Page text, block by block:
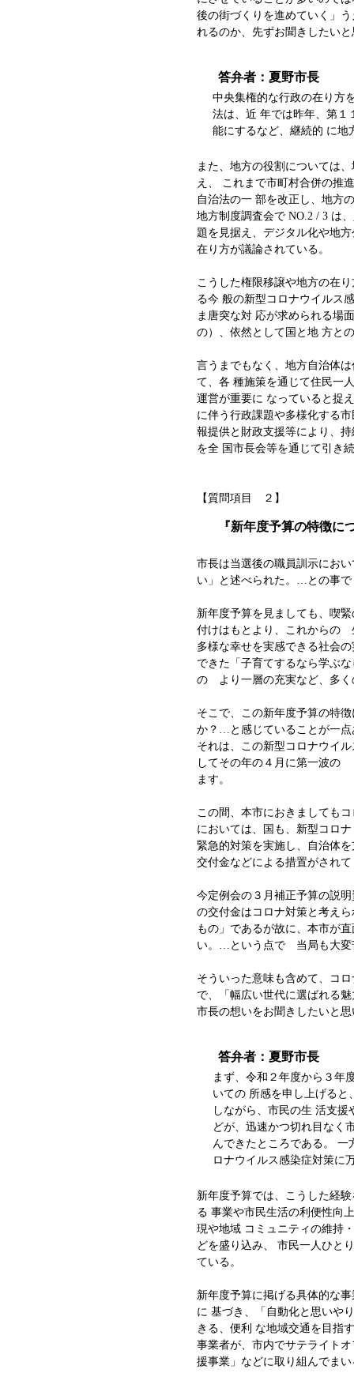
後の街づくりを進めていく」
れるのか、先ずお聞きしたい
答弁者：夏野市長
中央集権的な行政の在り方
法は、近 年では昨年、第１
能にするなど、継続的 に地
また、地方の役割については
え、 これまで市町村合併の推
自治法の一 部を改正し、地方
地方制度調査会で NO.2 / 3 は
題を見据え、デジタル化や地
在り方が議論されている。
こうした権限移譲や地方の在
る今 般の新型コロナウイルス
ま唐突な対 応が求められる場
の）、依然として国と地 方と
言うまでもなく、地方自治体
て、各 種施策を通じて住民一
運営が重要に なっていると捉
に伴う行政課題や多様化する
報提供と財政支援等により、
を全 国市長会等を通じて引き
【質問項目 ２】
『新年度予算の特徴に
市長は当選後の職員訓示にお
い」と述べられた。…との
新年度予算を見ましても、喫
付けはもとより、これからの
多様な幸せを実感できる社会
できた「子育てするなら学ぶ
の より一層の充実など、多
そこで、この新年度予算の特
か？…と感じていることが一点
それは、この新型コロナウイ
してその年の４月に第一波の
ます。
この間、本市におきましても
においては、国も、新型コロ
緊急的対策を実施し、自治体
交付金などによる措置がさ
今定例会の３月補正予算の説
の交付金はコロナ対策と考え
もの」であるが故に、本市が
い。…という点で 当局も大変
そういった意味も含めて、コ
で、「幅広い世代に選ばれる
市長の想いをお聞きしたいと
答弁者：夏野市長
まず、令和２年度から３年
いての 所感を申し上げると
しながら、市民の生 活支
どが、迅速かつ切れ目なく
んできたところである。 一
ロナウイルス感染症対策に
新年度予算では、こうした経
る 事業や市民生活の利便性向
現や地域 コミュニティの維持
どを盛り込み、 市民一人ひと
ている。
新年度予算に掲げる具体的な
に 基づき、「自動化と思いや
きる、便利 な地域交通を目指
事業者が、市内でサテライト
援事業」などに取り組んでまい